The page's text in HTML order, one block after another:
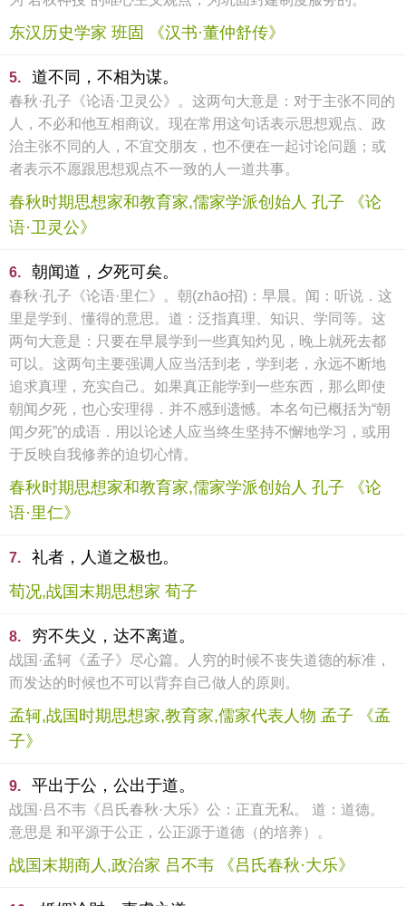
东汉历史学家 班固 《汉书·董仲舒传》
5. 道不同，不相为谋。
春秋·孔子《论语·卫灵公》。这两句大意是：对于主张不同的
人，不必和他互相商议。现在常用这句话表示思想观点、政
治主张不同的人，不宜交朋友，也不便在一起讨论问题；或
者表示不愿跟思想观点不一致的人一道共事。
春秋时期思想家和教育家,儒家学派创始人 孔子 《论
语·卫灵公》
6. 朝闻道，夕死可矣。
春秋·孔子《论语·里仁》。朝(zhāo招)：早晨。闻：听说．这
里是学到、懂得的意思。道：泛指真理、知识、学同等。这
两句大意是：只要在早晨学到一些真知灼见，晚上就死去都
可以。这两句主要强调人应当活到老，学到老，永远不断地
追求真理，充实自己。如果真正能学到一些东西，那么即使
朝闻夕死，也心安理得．并不感到遗憾。本名句已概括为“朝
闻夕死”的成语．用以论述人应当终生坚持不懈地学习，或用
于反映自我修养的迫切心情。
春秋时期思想家和教育家,儒家学派创始人 孔子 《论
语·里仁》
7.
礼者，人道之极也。
荀况,战国末期思想家 荀子
8. 穷不失义，达不离道。
战国·孟轲《孟子》尽心篇。人穷的时候不丧失道德的标准，
而发达的时候也不可以背弃自己做人的原则。
孟轲,战国时期思想家,教育家,儒家代表人物 孟子 《孟
子》
9. 平出于公，公出于道。
战国·吕不韦《吕氏春秋·大乐》公：正直无私。 道：道德。
意思是 和平源于公正，公正源于道德（的培养）。
战国末期商人,政治家 吕不韦 《吕氏春秋·大乐》